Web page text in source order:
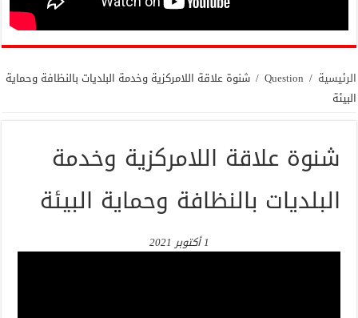
الرئيسية /
Question
/ شنوة علاقة اللامركزية وخدمة البلديات بالنظافة وحماية
البيئة
شنوة علاقة اللامركزية وخدمة
البلديات بالنظافة وحماية البيئة
1 أكتوبر 2021